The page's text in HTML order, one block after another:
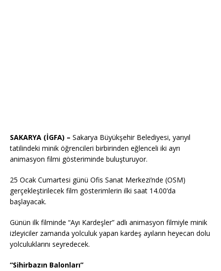
SAKARYA (İGFA) – Sakarya Büyükşehir Belediyesi, yarıyıl
tatilindeki minik öğrencileri birbirinden eğlenceli iki ayrı
animasyon filmi gösteriminde buluşturuyor.
25 Ocak Cumartesi günü Ofis Sanat Merkezi’nde (OSM)
gerçekleştirilecek film gösterimlerin ilki saat 14.00’da
başlayacak.
Günün ilk filminde “Ayı Kardeşler” adlı animasyon filmiyle minik
izleyiciler zamanda yolculuk yapan kardeş ayıların heyecan dolu
yolculuklarını seyredecek.
“Sihirbazın Balonları”